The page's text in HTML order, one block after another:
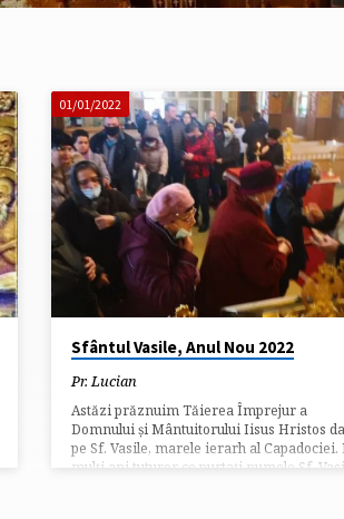
01/01/2022
Sfântul Vasile, Anul Nou 2022
Pr. Lucian
Astăzi prăznuim Tăierea Împrejur a
Domnului și Mântuitorului Iisus Hristos
pe Sf. Vasile, marele ierarh al Capadociei.
mulți ani tuturor ce purtați numele Sf.